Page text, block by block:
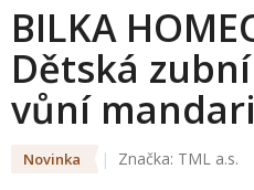
BILKA
Dětská
vůní
Novinka Značka: TML a.s.